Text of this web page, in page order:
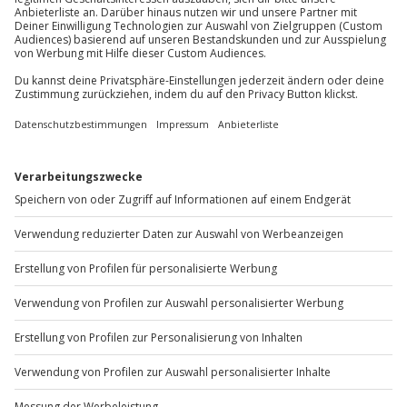
Du möchtest als Firma bestellen?
Sichere Dir attraktive Firmenkunden Vorteile.
+49 89 / 60 60 89 700
Mo-Fr: 9-17 Uhr
b2b@jochen-schweizer.de
www.b2b.jochen-schweizer.de/
Artikelnummer:63734
Andere Produkte entdecken